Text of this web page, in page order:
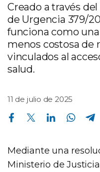
Creado a través
de Urgencia 379/
funciona como
menos costosa de
vinculados al
salud.
11 de julio de 2025
Compartir en Facebook Compartir en Twitter Compartir en Linkedin Compartir en Whatsapp
Mediante una
Ministerio de